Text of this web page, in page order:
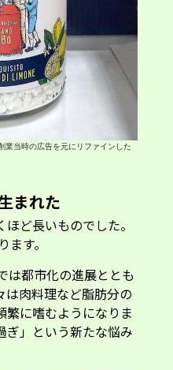
業当時の広告を元にリファインした
まれた
ど長いものでした。
す。
は都市化の進展ととも
は肉料理など脂肪分の
繁に嗜むようになりま
ぎ」という新たな悩み